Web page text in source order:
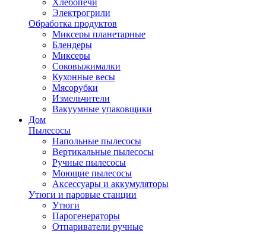
Хлебопечи
Электрогрили
Обработка продуктов
Миксеры планетарные
Блендеры
Миксеры
Соковыжималки
Кухонные весы
Мясорубки
Измельчители
Вакуумные упаковщики
Дом
Пылесосы
Напольные пылесосы
Вертикальные пылесосы
Ручные пылесосы
Моющие пылесосы
Аксессуары и аккумуляторы
Утюги и паровые станции
Утюги
Парогенераторы
Отпариватели ручные